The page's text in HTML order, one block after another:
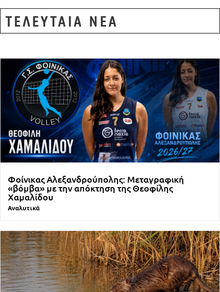
ΤΕΛΕΥΤΑΙΑ ΝΕΑ
Φοίνικας Αλεξανδρούπολης: Μεταγραφική
«βόμβα» με την απόκτηση της Θεοφίλης
Χαμαλίδου
Αναλυτικά